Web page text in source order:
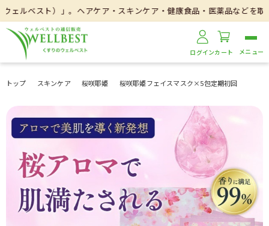
）」。ヘアケア・スキンケア・健康食品・医薬品などを取り扱いして
ログインカート
トップ スキンケア 桜咲耶姫 桜咲耶姫フェイスマスク×5包定期初回